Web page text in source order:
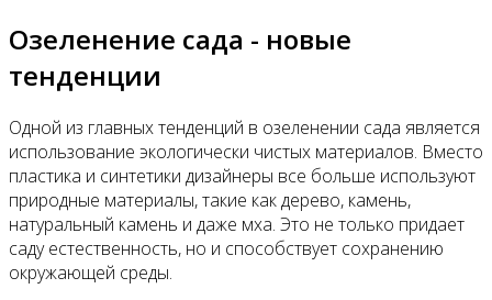
Озеленение сада - новые
тенденции
Одной из главных тенденций в озеленении сада является
использование экологически чистых материалов. Вместо
пластика и синтетики дизайнеры все больше используют
природные материалы, такие как дерево, камень,
натуральный камень и даже мха. Это не только придает
саду естественность, но и способствует сохранению
окружающей среды.